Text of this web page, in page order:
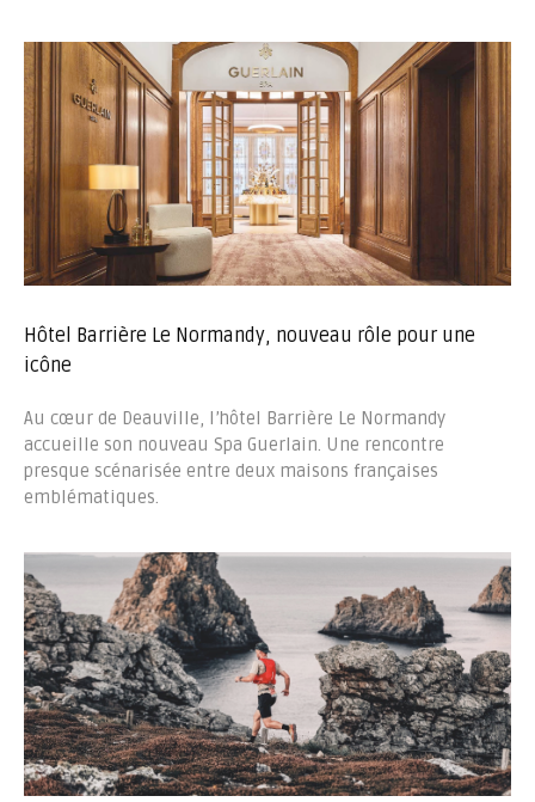
Hôtel Barrière Le Normandy, nouveau rôle pour une
icône
Au cœur de Deauville, l’hôtel Barrière Le Normandy
accueille son nouveau Spa Guerlain. Une rencontre
presque scénarisée entre deux maisons françaises
emblématiques.